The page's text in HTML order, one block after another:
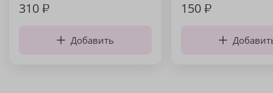
310₽
Добавить
150₽